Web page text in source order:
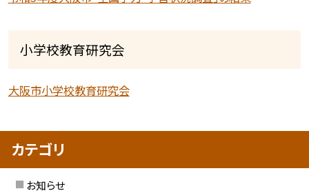
小学校教育研究会
大阪市小学校教育研究会
カテゴリ
お知らせ